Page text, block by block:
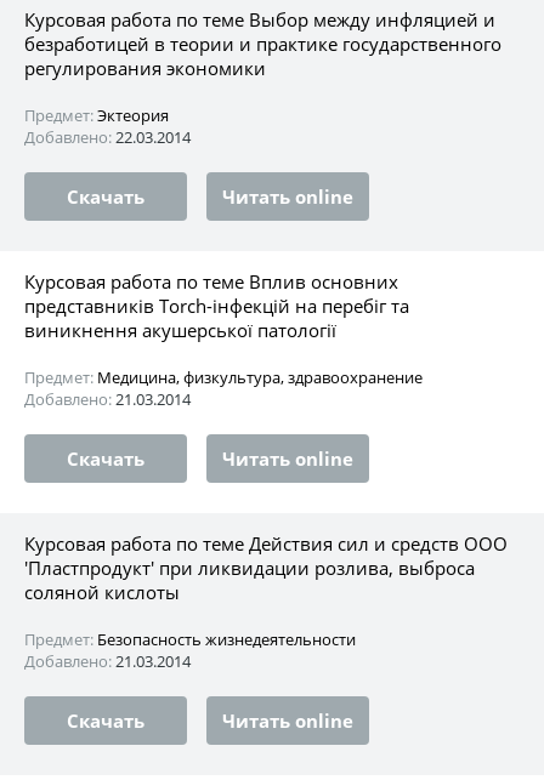
Курсовая работа по теме Выбор между инфляцией и
безработицей в теории и практике государственного
регулирования экономики
Предмет:Эктеория
Добавлено:22.03.2014
Скачать Читать online
Курсовая работа по теме Вплив основних
представників Torch-інфекцій на перебіг та
виникнення акушерської патології
Предмет: Медицина, физкультура, здравоохранение
Добавлено:21.03.2014
Скачать Читать online
Курсовая работа по теме Действия сил и средств ООО
'Пластпродукт' при ликвидации розлива, выброса
соляной кислоты
Предмет: Безопасность жизнедеятельности
Добавлено:21.03.2014
Скачать Читать online